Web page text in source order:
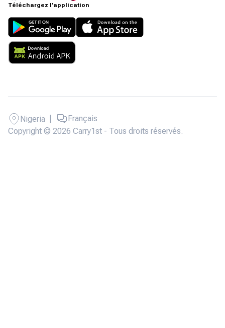
Téléchargez l'application
Copyright © 2026 Carry1st - Tous droits réservés.
Nigeria Français